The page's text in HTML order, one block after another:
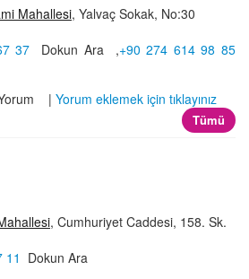
Mahallesi, Yalvaç Sokak, No:30
37 Dokun Ara ,+90 274 614 98 85
| Yorum eklemek için tıklayınız
Tümü
, Cumhuriyet Caddesi, 158. Sk.
11 Dokun Ara